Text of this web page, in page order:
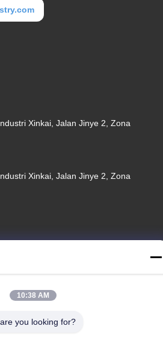
Xinkai, Jalan Jinye 2, Zona
Xinkai, Jalan Jinye 2, Zona
Privasi Sitemap
getaran tali kawat Pemasok. Hak cipta
10:38 AM
you looking for?